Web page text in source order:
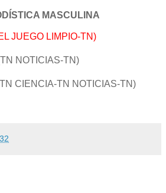
MASCULINA
JUEGO LIMPIO-TN)
NOTICIAS-TN)
CIENCIA-TN NOTICIAS-TN)